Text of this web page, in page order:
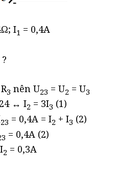
I1 = 0,4A
3 nên U23 = U2 = U3
↔ I2 = 3I3 (1)
23 = 0,4A = I2 + I3 (2)
= 0,4A (2)
2 = 0,3A